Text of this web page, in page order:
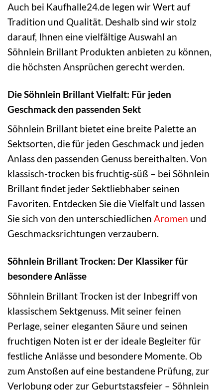
Auch bei Kaufhalle24.de legen wir Wert auf
Tradition und Qualität. Deshalb sind wir stolz
darauf, Ihnen eine vielfältige Auswahl an
Söhnlein Brillant Produkten anbieten zu können,
die höchsten Ansprüchen gerecht werden.
Die Söhnlein Brillant Vielfalt: Für jeden
Geschmack den passenden Sekt
Söhnlein Brillant bietet eine breite Palette an
Sektsorten, die für jeden Geschmack und jeden
Anlass den passenden Genuss bereithalten. Von
klassisch-trocken bis fruchtig-süß – bei Söhnlein
Brillant findet jeder Sektliebhaber seinen
Favoriten. Entdecken Sie die Vielfalt und lassen
Sie sich von den unterschiedlichen Aromen und
Geschmacksrichtungen verzaubern.
Söhnlein Brillant Trocken: Der Klassiker für
besondere Anlässe
Söhnlein Brillant Trocken ist der Inbegriff von
klassischem Sektgenuss. Mit seiner feinen
Perlage, seiner eleganten Säure und seinen
fruchtigen Noten ist er der ideale Begleiter für
festliche Anlässe und besondere Momente. Ob
zum Anstoßen auf eine bestandene Prüfung, zur
Verlobung oder zur Geburtstagsfeier – Söhnlein